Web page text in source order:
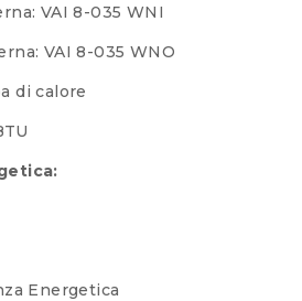
VAI 8-035 WNI
VAI 8-035 WNO
di calore
Energetica